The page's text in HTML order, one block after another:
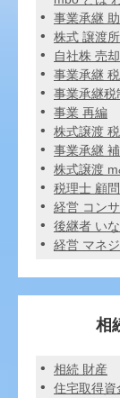
事業承継
株式 譲渡
自社株 売却
事業承継 税
事業承継税
事業 再編
株式譲渡
事業承継
株式譲渡
税理士 顧問
経営 コン
後継者 い
経営 マネ
相
相続 財産
住宅取得